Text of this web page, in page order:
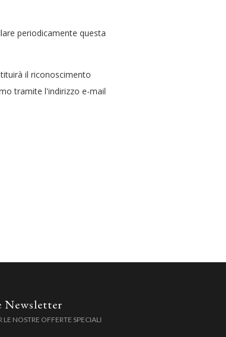
periodicamente questa
il riconoscimento
tramite l'indirizzo e-mail
Newsletter
LE NOSTRE OFFERTE SPECIALI